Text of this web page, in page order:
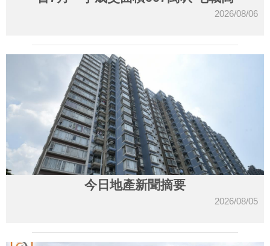
2026/08/06
今日地產新聞摘要
2026/08/05